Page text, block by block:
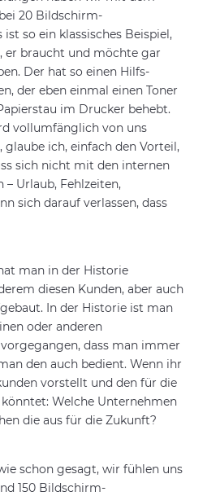
20 Bildschirm-
so ein klassisches Beispiel,
er braucht und möchte gar
Der hat so einen Hilfs-
der eben einmal einen Toner
im Drucker behebt.
vollumfänglich von uns
glaube ich, einfach den Vorteil,
sich nicht mit den internen
Urlaub, Fehlzeiten,
sich darauf verlassen, dass
man in der Historie
diesen Kunden, aber auch
In der Historie ist man
oder anderen
dass man immer
den auch bedient. Wenn ihr
vorstellt und den für die
Welche Unternehmen
die aus für die Zukunft?
schon gesagt, wir fühlen uns
150 Bildschirm-